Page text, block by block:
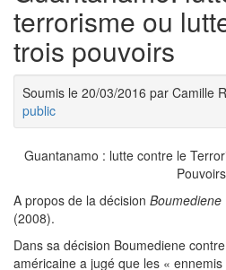
terrorisme ou
trois pouvoirs
Soumis le 20/03/2016 par Camille
public
Guantanamo : lutte contre le
Pouvoirs
A propos de la décision Boumediene
(2008).
Dans sa décision Boumediene
américaine a jugé que les «